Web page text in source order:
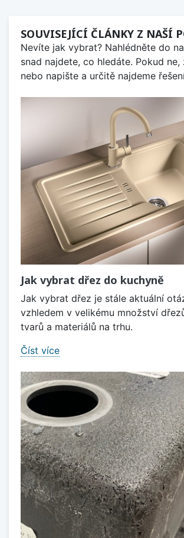
SOUVISEJÍCÍ ČLÁNKY Z NAŠÍ
Nevíte jak vybrat? Nahlédněte do
snad najdete, co hledáte. Pokud ne,
nebo napište a určitě najdeme
Jak vybrat dřez do kuchyně
Jak vybrat dřez je stále aktuální
vzhledem v velikému množství
tvarů a materiálů na trhu.
Číst více